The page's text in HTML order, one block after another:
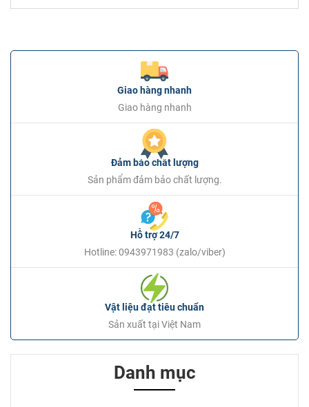
Giao hàng nhanh
Giao hàng nhanh
Đảm bảo chất lượng
Sản phẩm đảm bảo chất lượng.
Hỗ trợ 24/7
Hotline: 0943971983 (zalo/viber)
Vật liệu đạt tiêu chuẩn
Sản xuất tại Việt Nam
Danh mục